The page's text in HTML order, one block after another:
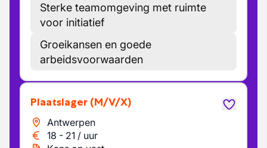
Sterke teamomgeving met ruimte
voor initiatief
Groeikansen en goede
arbeidsvoorwaarden
Plaatslager (M/V/X)
Antwerpen
18 - 21 / uur